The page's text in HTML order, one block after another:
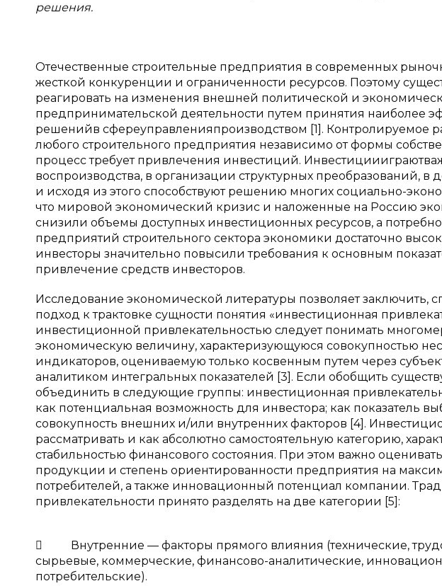
решения.
Отечественные строительные предприятия в современных
жесткой конкуренции и ограниченности ресурсов. Поэтому
реагировать на изменения внешней политической и
предпринимательской деятельности путем принятия наиболее
решенийв сфереуправленияпроизводством [1]. Контролируемое
любого строительного предприятия независимо от формы
процесс требует привлечения инвестиций.
воспроизводства, в организации структурных преобразований,
и исходя из этого способствуют решению многих социально-
что мировой экономический кризис и наложенные на Россию
снизили объемы доступных инвестиционных ресурсов, а
предприятий строительного сектора экономики достаточно
инвесторы значительно повысили требования к основным
привлечение средств инвесторов.
Исследование экономической литературы позволяет заключить,
подход к трактовке сущности понятия «инвестиционная
инвестиционной привлекательностью следует понимать
экономическую величину, характеризующуюся совокупностью
индикаторов, оцениваемую только косвенным путем через
аналитиком интегральных показателей [3]. Если обобщить
объединить в следующие группы: инвестиционная
как потенциальная возможность для инвестора; как показатель
совокупность внешних и/или внутренних факторов [4].
рассматривать и как абсолютно самостоятельную категорию,
стабильностью финансового состояния. При этом важно
продукции и степень ориентированности предприятия на
потребителей, а также инновационный потенциал компании.
привлекательности принято разделять на две категории [5]:
 Внутренние — факторы прямого влияния (технические,
сырьевые, коммерческие, финансово-аналитические,
потребительские).